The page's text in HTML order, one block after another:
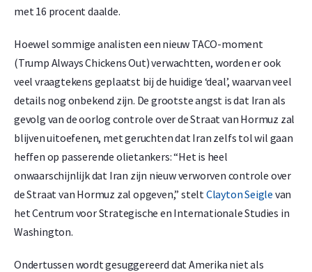
met 16 procent daalde.
Hoewel sommige analisten een nieuw TACO-moment
(Trump Always Chickens Out) verwachtten, worden er ook
veel vraagtekens geplaatst bij de huidige ‘deal’, waarvan veel
details nog onbekend zijn. De grootste angst is dat Iran als
gevolg van de oorlog controle over de Straat van Hormuz zal
blijven uitoefenen, met geruchten dat Iran zelfs tol wil gaan
heffen op passerende olietankers: “Het is heel
onwaarschijnlijk dat Iran zijn nieuw verworven controle over
de Straat van Hormuz zal opgeven,” stelt Clayton Seigle van
het Centrum voor Strategische en Internationale Studies in
Washington.
Ondertussen wordt gesuggereerd dat Amerika niet als